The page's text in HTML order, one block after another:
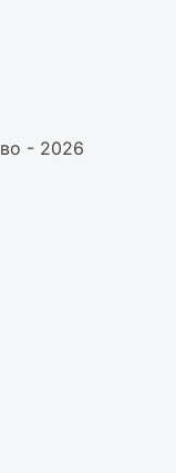
- 2026